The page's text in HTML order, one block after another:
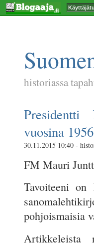
historiassa
Presidentti
vuosina
30.11.2015 10:40 -
FM Mauri
Tavoiteeni on
pohjoismaisia
Artikkeleista